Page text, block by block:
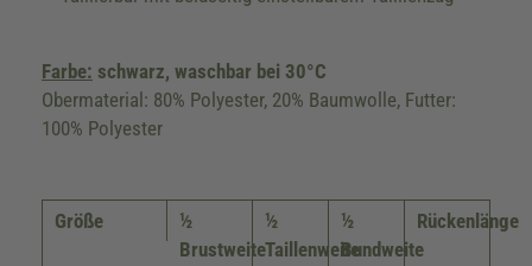
Farbe: schwarz, waschbar bei 30°C
Obermaterial: 80% Polyester, 20% Baumwolle, Futter:
100% Polyester
Größe
½
Brustweite
½
Taillenweite
Rückenlänge
½
Bundweite